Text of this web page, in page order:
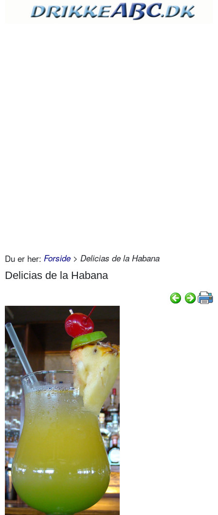
Du er her: Forside > Delicias de la Habana
Delicias de la Habana